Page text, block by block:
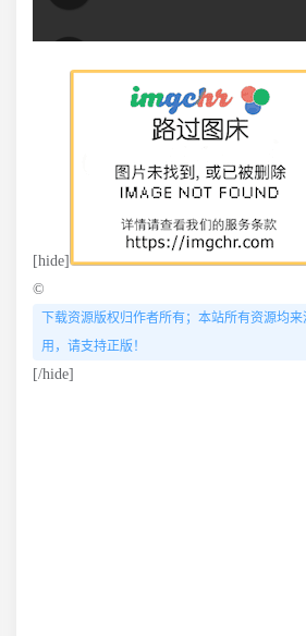
[hide]
©
下载资源版权归作者所有；本站所有资源均
用，请支持正版！
[/hide]